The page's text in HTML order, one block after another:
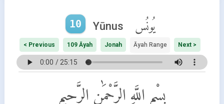
10 Yūnus يُونُس
< Previous 109 Āyah Jonah Āyah Range Next >
بِسْمِ اللَّهِ الرَّحْمَٰنِ الرَّحِيمِ